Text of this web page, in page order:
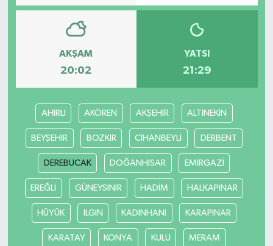
AKŞAM
20:02
YATSI
21:29
AHIRLI AKÖREN AKŞEHİR ALTINEKİN
BEYŞEHİR BOZKIR CİHANBEYLİ DERBENT
DEREBUCAK DOĞANHİSAR EMİRGAZİ
EREĞLİ GÜNEYSINIR HADİM HALKAPINAR
HÜYÜK ILGIN KADINHANI KARAPINAR
KARATAY KONYA KULU MERAM